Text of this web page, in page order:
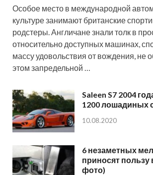
Особое место в международной
культуре занимают британские
родстеры. Англичане знали толк в
относительно доступных машинах,
массу удовольствия от вождения, не
этом запредельной …
Saleen S7 2004
1200 лошадиных
10.08.2020
6 незаметных
приносят пользу
фото)